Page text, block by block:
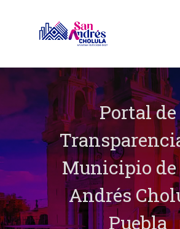
Portal de
Municipio de
Andrés
Puebla